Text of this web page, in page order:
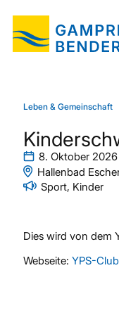
Leben & Gemeinschaft
8. Oktober 2026
Hallenbad
Sport, Kinder
Dies wird von dem
Webseite: YPS-